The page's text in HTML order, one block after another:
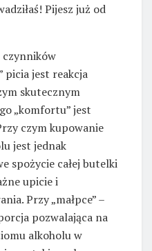
Pijesz już od
czynników
picia jest reakcja
skutecznym
„komfortu” jest
czym kupowanie
jest jednak
spożycie całej butelki
upicie i
Przy „małpce” –
pozwalająca na
alkoholu w